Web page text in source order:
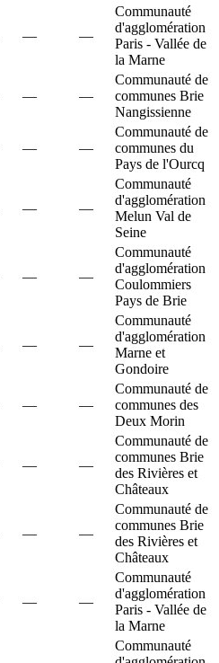
— —
Communauté
d'agglomération
Paris - Vallée de
la Marne
— —
Communauté de
communes Brie
Nangissienne
— —
Communauté de
communes du
Pays de l'Ourcq
— —
Communauté
d'agglomération
Melun Val de
Seine
— —
Communauté
d'agglomération
Coulommiers
Pays de Brie
— —
Communauté
d'agglomération
Marne et
Gondoire
— —
Communauté de
communes des
Deux Morin
— —
Communauté de
communes Brie
des Rivières et
Châteaux
— —
Communauté de
communes Brie
des Rivières et
Châteaux
— —
Communauté
d'agglomération
Paris - Vallée de
la Marne
Communauté